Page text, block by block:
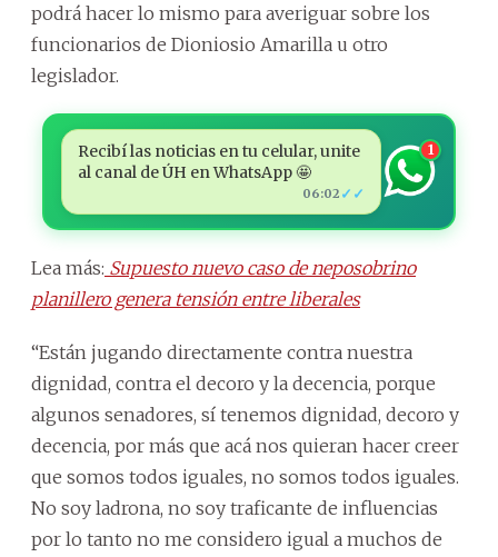
podrá hacer lo mismo para averiguar sobre los
funcionarios de Dioniosio Amarilla u otro
legislador.
Recibí las noticias en tu celular, unite
al canal de ÚH en WhatsApp 🤩
06:02 ✓✓
1
Lea más: Supuesto nuevo caso de neposobrino
planillero genera tensión entre liberales
“Están jugando directamente contra nuestra
dignidad, contra el decoro y la decencia, porque
algunos senadores, sí tenemos dignidad, decoro y
decencia, por más que acá nos quieran hacer creer
que somos todos iguales, no somos todos iguales.
No soy ladrona, no soy traficante de influencias
por lo tanto no me considero igual a muchos de